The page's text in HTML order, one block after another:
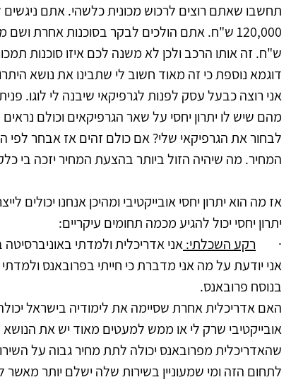
תחשבו שאתם רוצים לרכוש מכונית כלשהי. אתם ניגשים
ש"ח. זה אותו הרכב ולכן לא משנה לכם איזו סוכנות
דוגמא נוספת כי זה מאוד חשוב לי שתבינו את נושא
מהם שיש לו יתרון יחסי על שאר הגרפיקאים וכולם
לבחור את הגרפיקאי שלי? אם כולם זהים אז אבחר לפי
המחיר. מה שיהיה הזול ביותר בהצעת המחיר יזכה בי
אז מה הוא יתרון יחסי אובייקטיבי ומהיכן אנחנו יכולים
יתרון יחסי יכול להגיע מכמה תחומים עיקריים:
· רקע השכלתי: אני אדריכלית ולמדתי
אני יודעת על מה אני מדברת כי חייתי בפרובאנס
בנוסח פרובאנס.
האם אדריכלית אחרת שסיימה את לימודיה בישראל
אובייקטיבי שרק לי או ממש למעטים מאוד יש את הנושא
שהאדריכלית מפרובאנס יכולה לתת מחיר גבוה על
לתחום הזה ומי שמעוניין בשירות שלה ישלם יותר מאשר